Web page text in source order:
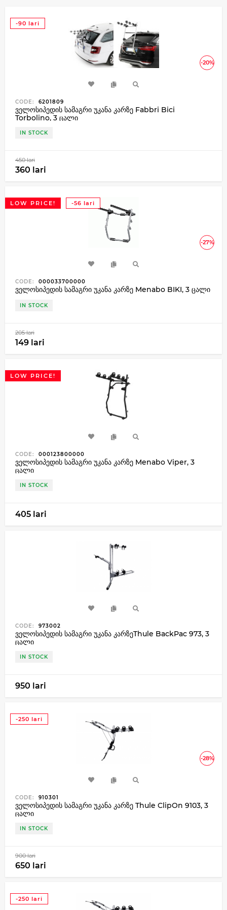
-20%
-90 lari
CODE: 6201809
ველოსიპედის სამაგრი უკანა კარზე Fabbri Bici
Torbolino, 3 ცალი
IN STOCK
450 lari
360 lari
-27%
LOW PRICE! -56 lari
CODE: 000033700000
ველოსიპედის სამაგრი უკანა კარზე Menabo BIKI, 3 ცალი
IN STOCK
205 lari
149 lari
LOW PRICE!
CODE: 000123800000
ველოსიპედის სამაგრი უკანა კარზე Menabo Viper, 3
ცალი
IN STOCK
405 lari
CODE: 973002
ველოსიპედის სამაგრი უკანა კარზეThule BackPac 973, 3
ცალი
IN STOCK
950 lari
-28%
-250 lari
CODE: 910301
ველოსიპედის სამაგრი უკანა კარზე Thule ClipOn 9103, 3
ცალი
IN STOCK
900 lari
650 lari
-250 lari